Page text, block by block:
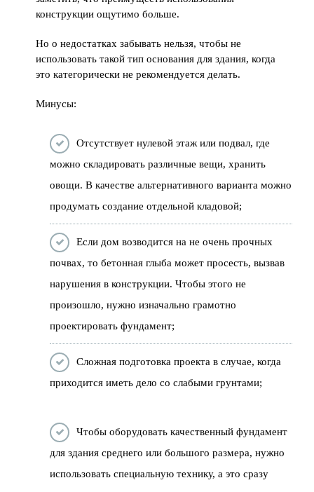
конструкции ощутимо больше.
Но о недостатках забывать нельзя, чтобы не
использовать такой тип основания для здания, когда
это категорически не рекомендуется делать.
Минусы:
Отсутствует нулевой этаж или подвал, где
можно складировать различные вещи, хранить
овощи. В качестве альтернативного варианта можно
продумать создание отдельной кладовой;
Если дом возводится на не очень прочных
почвах, то бетонная глыба может просесть, вызвав
нарушения в конструкции. Чтобы этого не
произошло, нужно изначально грамотно
проектировать фундамент;
Сложная подготовка проекта в случае, когда
приходится иметь дело со слабыми грунтами;
Чтобы оборудовать качественный фундамент
для здания среднего или большого размера, нужно
использовать специальную технику, а это сразу